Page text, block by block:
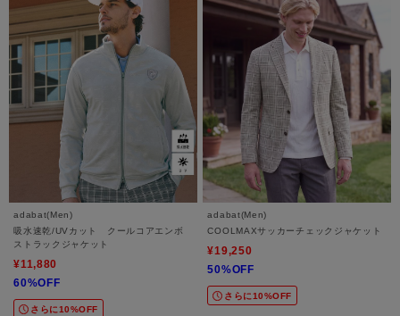
adabat(Men)
吸水速乾/UVカット クールコアエンボ
ストラックジャケット
¥11,880
60%OFF
さらに10%OFF
adabat(Men)
COOLMAXサッカーチェックジャケット
¥19,250
50%OFF
さらに10%OFF